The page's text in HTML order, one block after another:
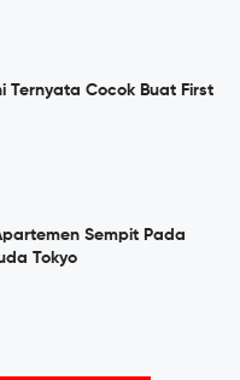
Ternyata Cocok Buat First
Sempit Pada
Tokyo